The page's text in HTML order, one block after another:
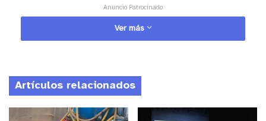
Anuncio Patrocinado
En esta última ceremonia se certificó a los
alumnos de los talleres de; grabado en xilografía,
cosmetología y maquillaje. Junto a los talleres de,
tejiendo y bordando arte, diseño y confección,
artes decorativas, tapicería brasilera y tejido,
Ver más
Artículos relacionados